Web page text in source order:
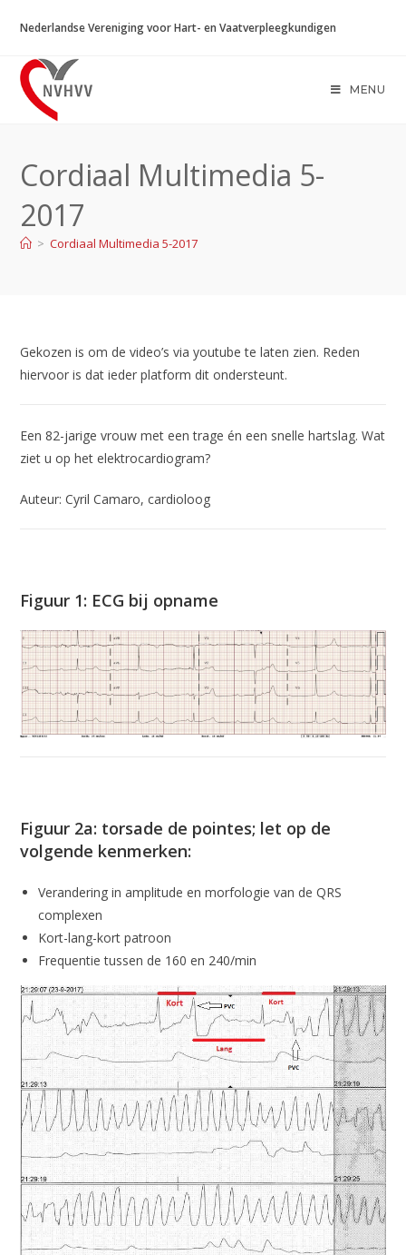
naar
inhoud
Nederlandse Vereniging voor Hart- en Vaatverpleegkundigen
MENU
Cordiaal Multimedia 5-
2017
> Cordiaal Multimedia 5-2017
Gekozen is om de video’s via youtube te laten zien. Reden
hiervoor is dat ieder platform dit ondersteunt.
Een 82-jarige vrouw met een trage én een snelle hartslag. Wat
ziet u op het elektrocardiogram?
Auteur: Cyril Camaro, cardioloog
Figuur 1: ECG bij opname
Figuur 2a: torsade de pointes; let op de
volgende kenmerken:
Verandering in amplitude en morfologie van de QRS
complexen
Kort-lang-kort patroon
Frequentie tussen de 160 en 240/min